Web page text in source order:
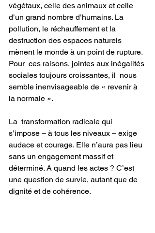
végétaux, celle des animaux et celle
d’un grand nombre d’humains. La
pollution, le réchauffement et la
destruction des espaces naturels
mènent le monde à un point de rupture.
Pour  ces raisons, jointes aux inégalités
sociales toujours croissantes, il  nous
semble inenvisageable de « revenir à
la normale ».
La  transformation radicale qui
s’impose – à tous les niveaux – exige
audace et courage. Elle n’aura pas lieu
sans un engagement massif et
déterminé. A quand les actes ? C’est
une question de survie, autant que de
dignité et de cohérence.